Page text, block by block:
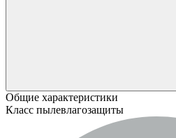
Общие характеристики
Класс пылевлагозащиты